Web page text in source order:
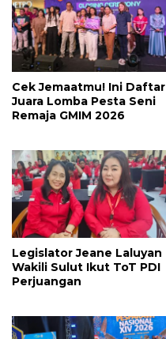
Cek Jemaatmu! Ini Daftar
Juara Lomba Pesta Seni
Remaja GMIM 2026
Legislator Jeane Laluyan
Wakili Sulut Ikut ToT PDI
Perjuangan